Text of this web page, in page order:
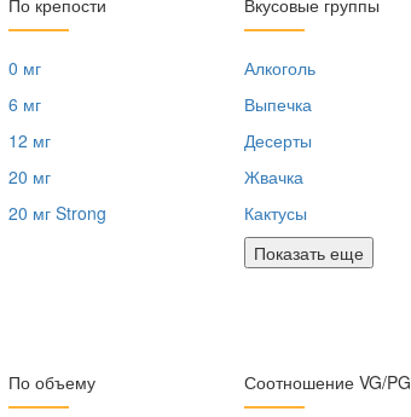
По крепости
0 мг
6 мг
12 мг
20 мг
20 мг Strong
Вкусовые группы
Алкоголь
Выпечка
Десерты
Жвачка
Кактусы
Показать еще
По объему Соотношение VG/PG